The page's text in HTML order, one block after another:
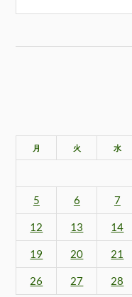
月 火 水
5 6 7
12 13 14
19 20 21
26 27 28